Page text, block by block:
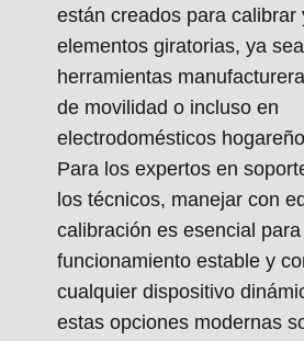
están creados para calibrar
elementos giratorias, ya
herramientas
de movilidad o incluso en
electrodomésticos
Para los expertos en
los técnicos, manejar con
calibración es esencial para
funcionamiento estable y
cualquier dispositivo
estas opciones modernas